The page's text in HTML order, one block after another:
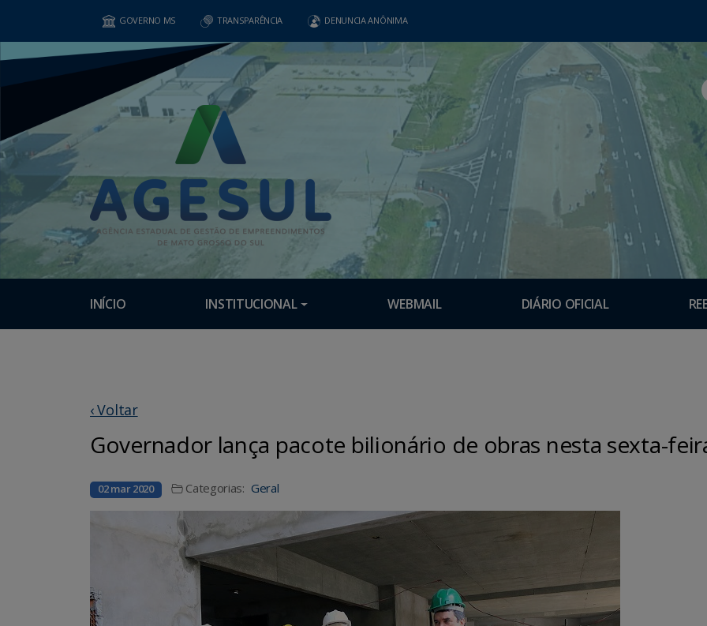
GOVERNO MS TRANSPARÊNCIA DENUNCIA ANÔNIMA
INÍCIO INSTITUCIONAL WEBMAIL DIÁRIO OFICIAL
‹ Voltar
Governador lança pacote bilionário de obras nesta sexta-
02 mar 2020 Categorias: Geral